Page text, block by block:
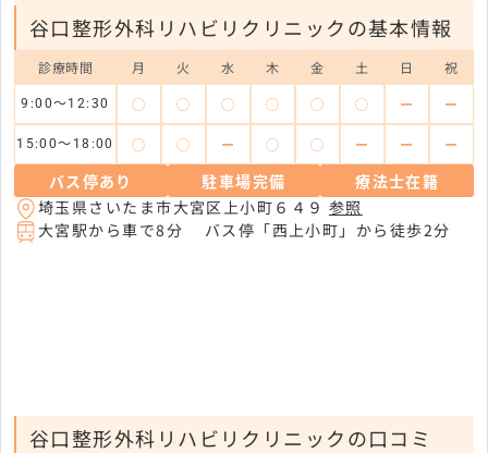
谷口整形外科リハビリクリニックの基本情報
診療時間 月 火 水 木 金 土 日 祝
9:00～12:30 ◯ ◯ ◯ ◯ ◯ ◯ ー ー
15:00～18:00 ◯ ◯ ー ◯ ◯ ー ー ー
バス停あり 駐車場完備
療法士在籍
埼玉県さいたま市大宮区上小町６４９ 参照
大宮駅から車で8分 バス停「西上小町」から徒歩2分
谷口整形外科リハビリクリニックの口コミ